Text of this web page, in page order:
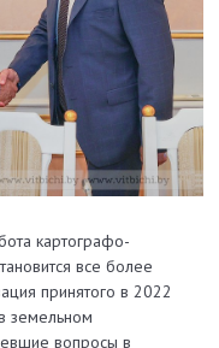
картографо-
все более
принятого в 2022
земельном
вопросы в